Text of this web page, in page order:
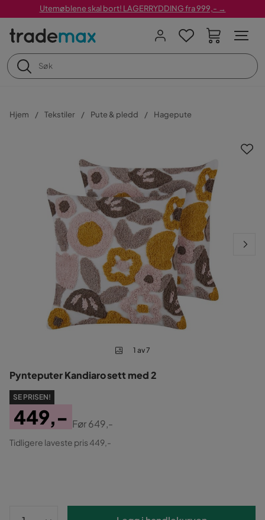
Utemøblene skal bort! LAGERRYDDING fra 999,- →
Hjem Tekstiler Pute & pledd Hagepute
1 av 7
Pynteputer Kandiaro sett med 2
SE PRISEN!
Pris
449,-
Original
Før649,-
Tidligere laveste pris 449,-